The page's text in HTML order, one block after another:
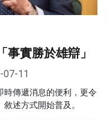
事實勝於雄辯」
07-11
時傳遞消息的便利，更令
述方式開始普及。